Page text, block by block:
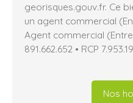
georisques.gouv.fr. Ce
un agent commercial
Agent commercial
891.662.652 • RCP
Nos